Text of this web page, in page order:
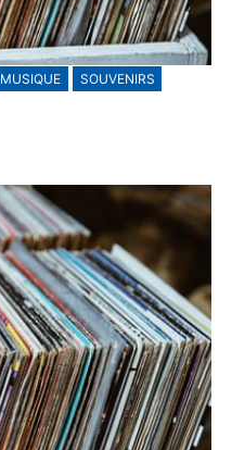
MUSIQUE
SOUVENIRS